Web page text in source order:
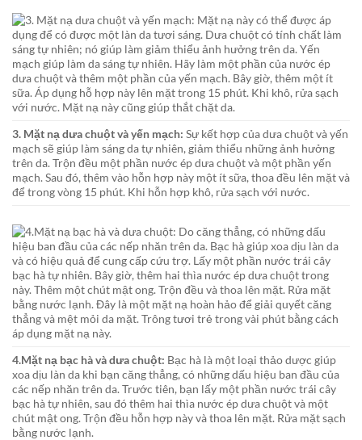
3. Mặt nạ dưa chuột và yến mạch: Sự kết hợp của dưa chuột và yến
mạch sẽ giúp làm sáng da tự nhiên, giảm thiểu những ảnh hưởng
trên da. Trộn đều một phần nước ép dưa chuột và một phần yến
mạch. Sau đó, thêm vào hỗn hợp này một ít sữa, thoa đều lên mặt và
để trong vòng 15 phút. Khi hỗn hợp khô, rửa sạch với nước.
4.Mặt nạ bạc hà và dưa chuột: Bạc hà là một loại thảo dược giúp
xoa dịu làn da khi bạn căng thẳng, có những dấu hiệu ban đầu của
các nếp nhăn trên da. Trước tiên, bạn lấy một phần nước trái cây
bạc hà tự nhiên, sau đó thêm hai thìa nước ép dưa chuột và một
chút mật ong. Trộn đều hỗn hợp này và thoa lên mặt. Rửa mặt sạch
bằng nước lạnh.